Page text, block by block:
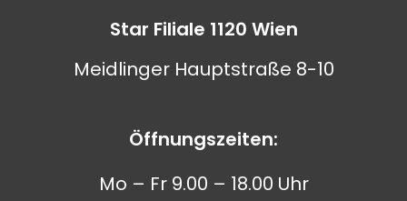
Star Filiale 1120 Wien
Meidlinger Hauptstraße 8-10
Öffnungszeiten:
Mo – Fr 9.00 – 18.00 Uhr